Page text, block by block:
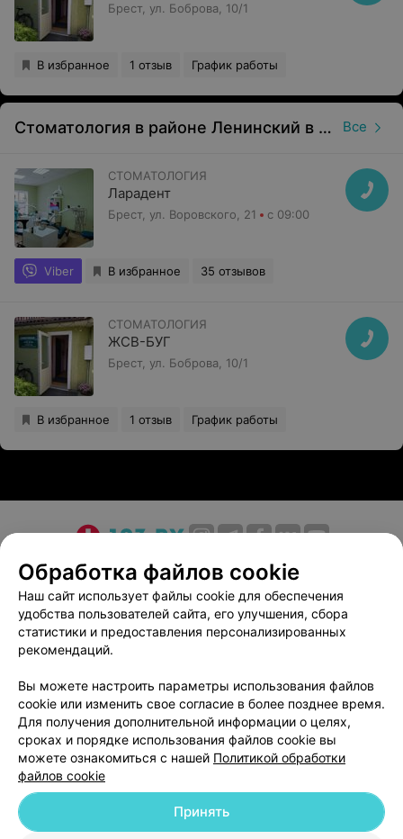
Брест, ул. Боброва, 10/1
В избранное 1 отзыв График работы
Стоматология в районе Ленинский в Бресте Все
СТОМАТОЛОГИЯ
Ларадент
Брест, ул. Воровского, 21 с 09:00
Viber В избранное 35 отзывов
СТОМАТОЛОГИЯ
ЖСВ-БУГ
Брест, ул. Боброва, 10/1
В избранное 1 отзыв График работы
О проекте Новости проекта
Размещение рекламы
Медицинский маркетинг
Публичный договор
Пользовательское соглашение
Способы оплаты
Вакансии
Партнеры
Написать в поддержку
Персональные настройки cookie
Обработка персональных данных
Обработка файлов cookie
Наш сайт использует файлы cookie для обеспечения
удобства пользователей сайта, его улучшения, сбора
статистики и предоставления персонализированных
рекомендаций.
Вы можете настроить параметры использования файлов
cookie или изменить свое согласие в более позднее время.
Для получения дополнительной информации о целях,
сроках и порядке использования файлов cookie вы
можете ознакомиться с нашей Политикой обработки
файлов cookie
Принять